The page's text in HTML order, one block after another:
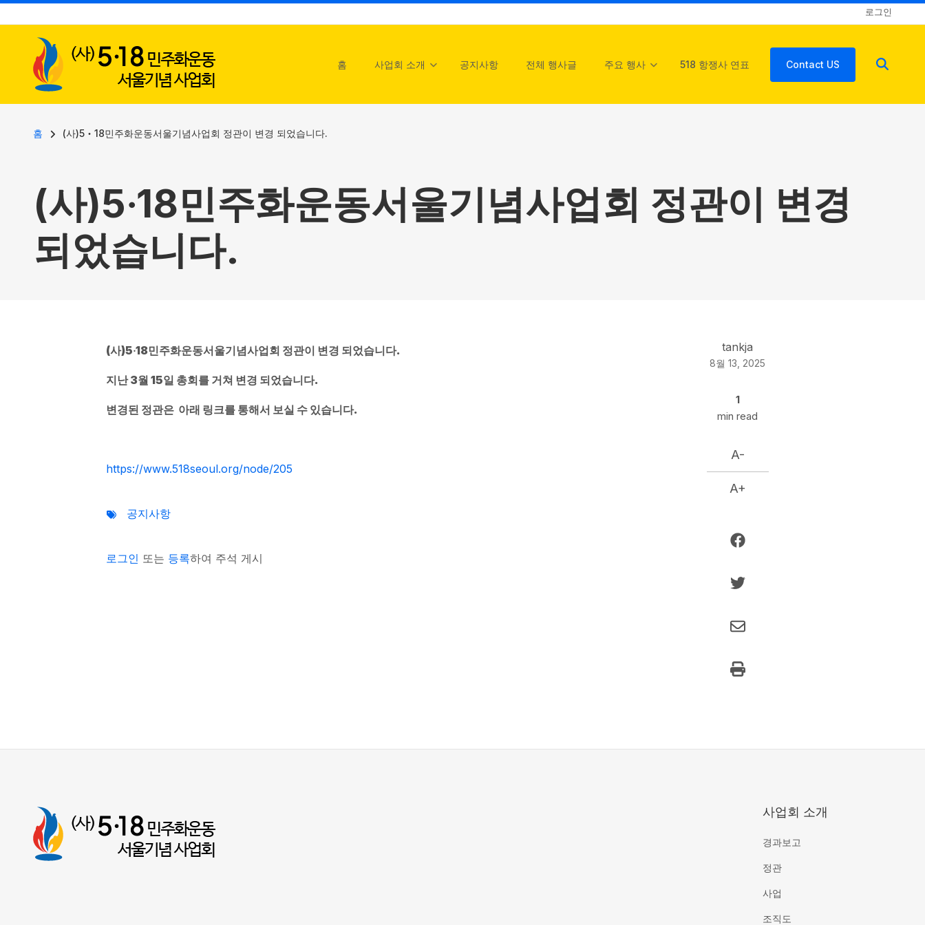
주요 콘텐츠로 건너뛰기
사용자 계정 메뉴 로그인
홈 사업회 소개 공지사항 전체 행사글 주요 행사 518 항쟁사 연표 Contact US
이동 경로
홈 (사)5‧18민주화운동서울기념사업회 정관이 변경 되었습니다.
(사)5‧18민주화운동서울기념사업회 정관이 변경
되었습니다.
(사)5‧18민주화운동서울기념사업회 정관이 변경 되었습니다.
지난 3월 15일 총회를 거쳐 변경 되었습니다.
변경된 정관은 아래 링크를 통해서 보실 수 있습니다.
https://www.518seoul.org/node/205
공지사항
로그인 또는 등록하여 주석 게시
tankja
8월 13, 2025
1
min read
A-
A+
사업회 소개
경과보고
정관
사업
조직도